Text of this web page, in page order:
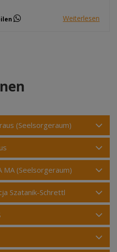
Weiterlesen
(Seelsorgeraum)
MA (Seelsorgeraum)
Szatanik-Schrettl